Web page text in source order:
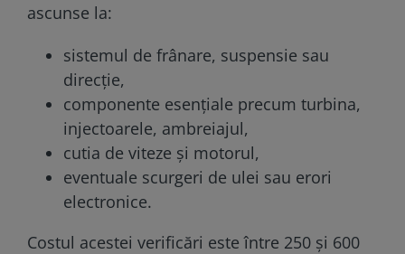
ascunse la:
sistemul de frânare, suspensie sau
direcție,
componente esențiale precum turbina,
injectoarele, ambreiajul,
cutia de viteze și motorul,
eventuale scurgeri de ulei sau erori
electronice.
Costul acestei verificări este între 250 și 600